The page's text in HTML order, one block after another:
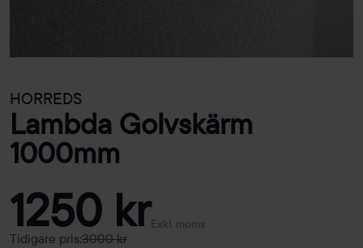
HORREDS
Lambda Golvskärm
1000mm
1250 krExkl. moms
Tidigare pris:3000 kr